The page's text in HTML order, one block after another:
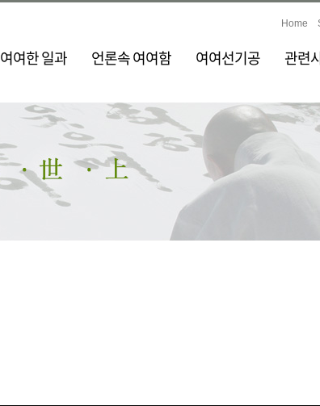
Home
여여한 일과 언론속 여여함 여여선기공 관련